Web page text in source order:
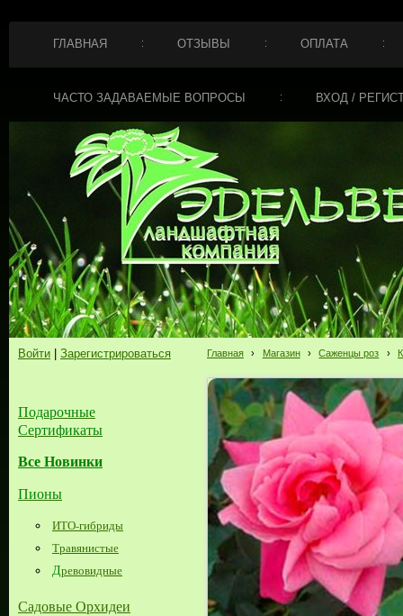
ГЛАВНАЯ ОТЗЫВЫ ОПЛАТА
ЧАСТО ЗАДАВАЕМЫЕ ВОПРОСЫ ВХОД /
Войти Зарегистрироваться
Подарочные
Сертификаты
Все Новинки
Пионы
ИТО-гибриды
Травянистые
Древовидные
Садовые Орхидеи
Главная › Магазин › Саженцы роз ›